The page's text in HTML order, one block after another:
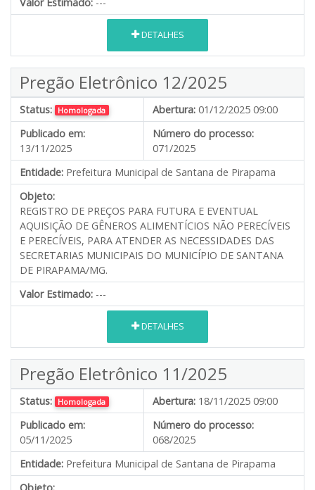
DETALHES
Pregão Eletrônico 12/2025
Status: Homologada Abertura: 01/12/2025 09:00
Publicado em:
13/11/2025
Número do processo:
071/2025
Entidade: Prefeitura Municipal de Santana de Pirapama
Objeto:
REGISTRO DE PREÇOS PARA FUTURA E EVENTUAL
AQUISIÇÃO DE GÊNEROS ALIMENTÍCIOS NÃO PERECÍVEIS
E PERECÍVEIS, PARA ATENDER AS NECESSIDADES DAS
SECRETARIAS MUNICIPAIS DO MUNICÍPIO DE SANTANA
DE PIRAPAMA/MG.
Valor Estimado: ---
DETALHES
Pregão Eletrônico 11/2025
Status: Homologada Abertura: 18/11/2025 09:00
Publicado em:
05/11/2025
Número do processo:
068/2025
Entidade: Prefeitura Municipal de Santana de Pirapama